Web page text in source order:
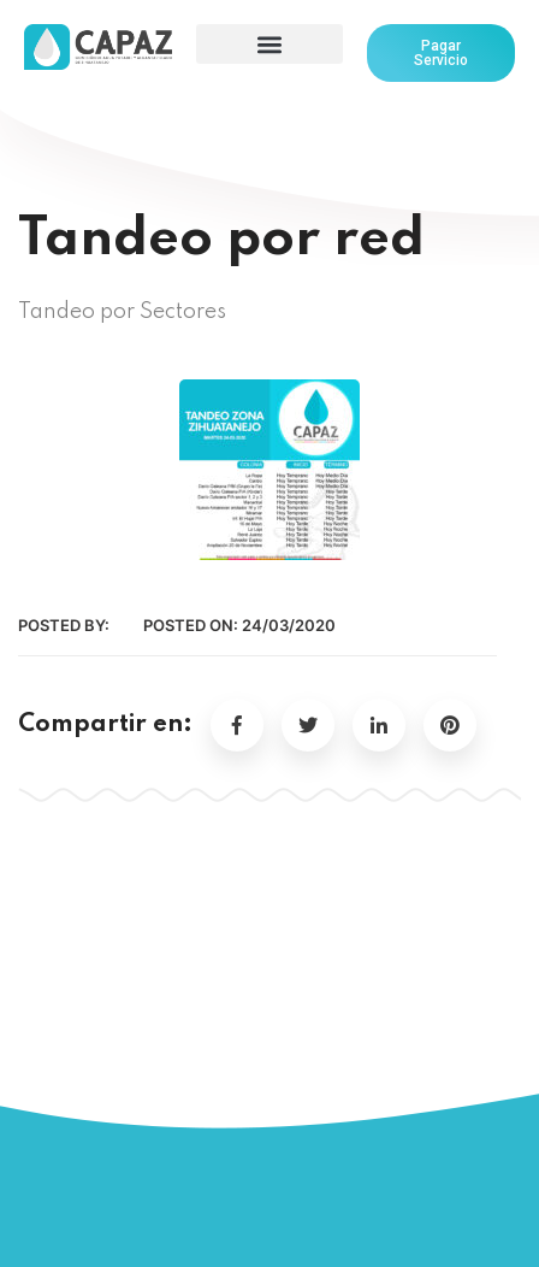
Pagar
Servicio
Tandeo por red
Tandeo por Sectores
POSTED BY: POSTED ON: 24/03/2020
Compartir en: